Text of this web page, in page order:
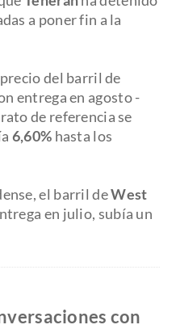
a poner fin a la
del barril de
entrega en agosto -
de referencia se
6,60% hasta los
el barril deWest
en julio, subía un
con